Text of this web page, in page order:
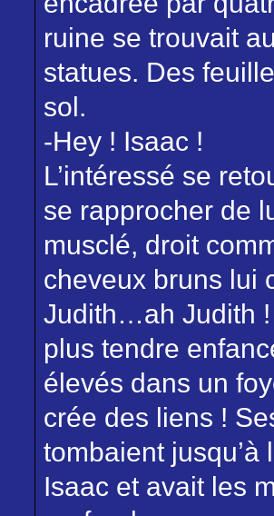
ruine se trouvait
statues. Des
sol.
-Hey ! Isaac !
L’intéressé se
se rapprocher de
musclé, droit
cheveux bruns lui
Judith…ah Judith !
plus tendre
élevés dans un
crée des liens !
tombaient
Isaac et avait les